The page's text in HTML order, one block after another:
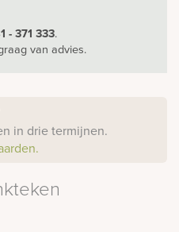
- 371 333.
van advies.
in drie termijnen.